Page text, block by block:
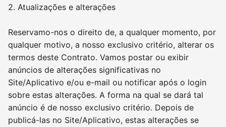
2. Atualizações e alterações
Reservamo-nos o direito de, a qualquer momento, por
qualquer motivo, a nosso exclusivo critério, alterar os
termos deste Contrato. Vamos postar ou exibir
anúncios de alterações significativas no
Site/Aplicativo e/ou e-mail ou notificar após o login
sobre estas alterações. A forma na qual se dará tal
anúncio é de nosso exclusivo critério. Depois de
publicá-las no Site/Aplicativo, estas alterações se